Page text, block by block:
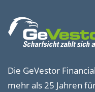
Die GeVestor
mehr als 25 Jahren